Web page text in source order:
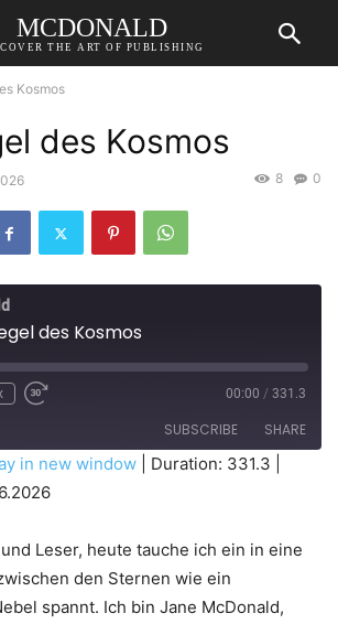
MCDONALD
THE ART OF PUBLISHING
Kosmos
des Kosmos
0
8
des Kosmos
00:00 / 331.3
SUBSCRIBE SHARE
in new window Duration: 331.3
Leser, heute tauche ich ein in eine
den Sternen wie ein
spannt. Ich bin Jane McDonald,